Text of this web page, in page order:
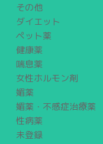
その他
ダイエット
ペット薬
健康薬
喘息薬
女性ホルモン剤
媚薬
媚薬・不感症治療薬
性病薬
未登録